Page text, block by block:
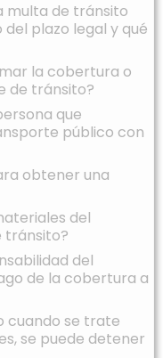
multa de tránsito
plazo legal y qué
la cobertura o
de tránsito?
que
público con
obtener una
del
tránsito?
del
de la cobertura a
cuando se trate
se puede detener